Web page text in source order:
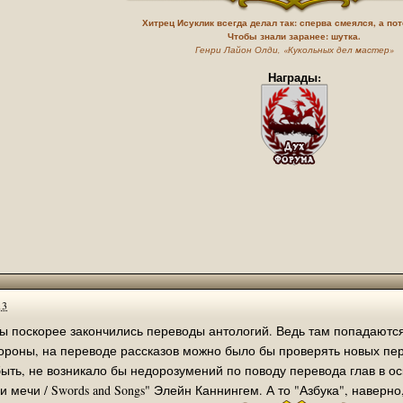
сейчас диплом херачит )
Глухареву" да ладно, делов то)) давайте перевод делать
16.10.2021 г.
Глухареву, вопрос с оплатой доменов закрыт до июня 2022
хостинга. Мы с Валерием закинули 1000р., но есть плохие новости.
напишите, поменяем настройки.
:) Человек не мог файл скачать
книги из новой трилогии
Хитрец Исуклик всегда делал так: сперва смеялся, а
Чтобы знали заранее: шутка.
Генри Лайон Олди, «Кукольных дел мастер»
Награды:
поскорее закончились переводы антологий. Ведь там
на переводе рассказов можно было бы проверять новых
не возникало бы недорозумений по поводу перевода глав в
продолжения цикла "Песни и мечи / Swords and Songs" Элейн Каннингем. А